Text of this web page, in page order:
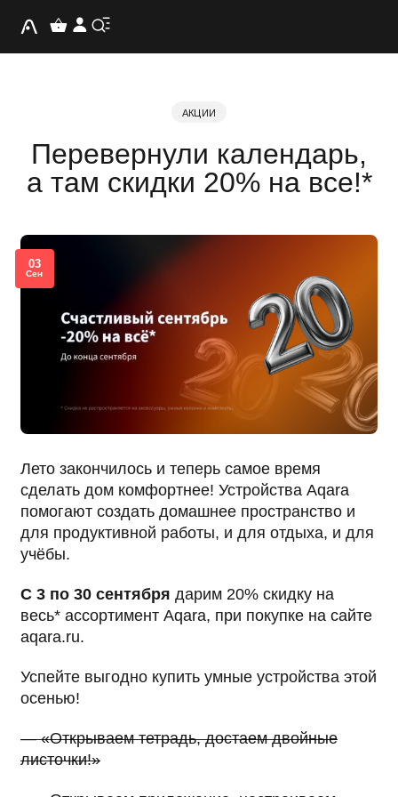
АКЦИИ
Перевернули календарь,
а там скидки 20% на все!*
03
Сен
Лето закончилось и теперь самое время
сделать дом комфортнее! Устройства Aqara
помогают создать домашнее пространство и
для продуктивной работы, и для отдыха, и для
учёбы.
С 3 по 30 сентября дарим 20% скидку на
весь* ассортимент Aqara, при покупке на сайте
aqara.ru.
Успейте выгодно купить умные устройства этой
осенью!
— «Открываем тетрадь, достаем двойные
листочки!»